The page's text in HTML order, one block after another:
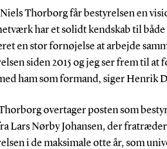
Thorborg får bestyrelsen en
har et solidt kendskab til
en stor fornøjelse at arbejde
siden 2015 og jeg ser frem til
ham som formand, siger Henrik
overtager posten som
Lars Nørby Johansen, der
i de maksimale otte år, som